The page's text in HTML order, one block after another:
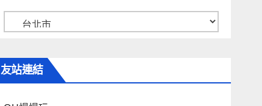
友站連結